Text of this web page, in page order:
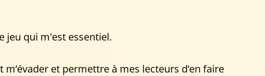
jeu qui m'est essentiel.
et permettre à mes lecteurs d’en faire